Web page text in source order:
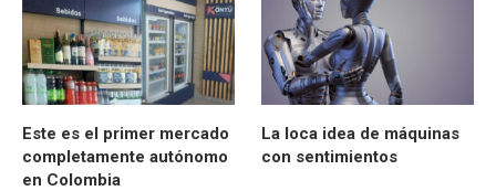
Este es el primer mercado
completamente autónomo
en Colombia
La loca idea de máquinas
con sentimientos